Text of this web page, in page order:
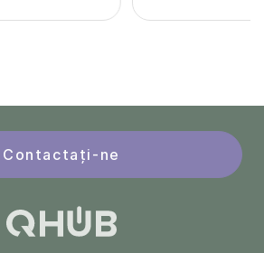
Contactați-ne